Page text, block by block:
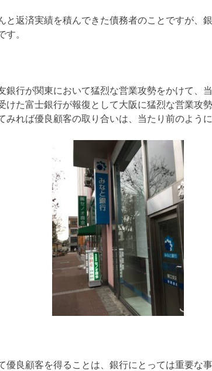
と返済実績を積んできた債務者のことですが、
す。
銀行が関東において猛烈な営業攻勢をかけて、
けた富士銀行が報復として大阪に猛烈な営業攻
みれば優良顧客の取り合いは、当たり前のよう
優良顧客を得ることは、銀行にとっては重要な事